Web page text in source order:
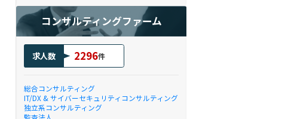
コンサルティングファーム
求人数 2296件
総合コンサルティング
IT/DX & サイバーセキュリティコンサルティング
独立系コンサルティング
監査法人